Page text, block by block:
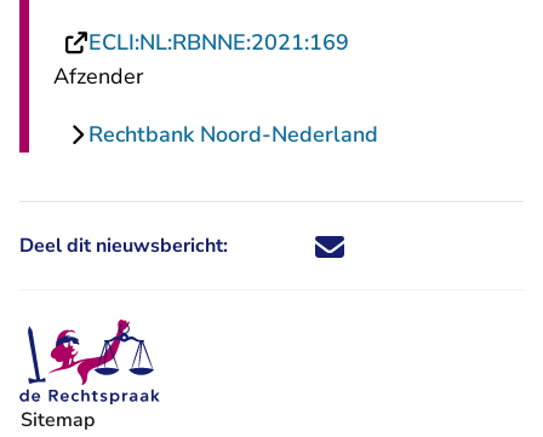
ECLI:NL:RBNNE:2021:169
Afzender
Rechtbank Noord-Nederland
Deel dit nieuwsbericht: Deel dit nieuwsbericht via X -
Deel dit nieuwsbericht via
Deel dit nieuwsbericht
Deel dit
Sitemap